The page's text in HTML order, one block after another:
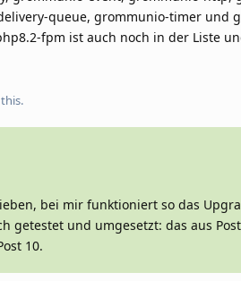
queue, grommunio-timer und
fpm ist auch noch in der Liste
bei mir funktioniert so das
getestet und umgesetzt: das aus
10.